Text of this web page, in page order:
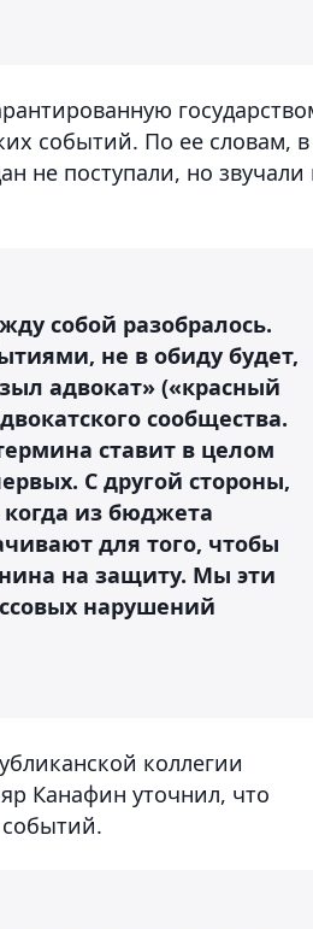
событий. По ее словам, в
не поступали, но звучали
собой разобралось.
не в обиду будет,
адвокат» («красный
сообщества.
ставит в целом
С другой стороны,
когда из бюджета
для того, чтобы
на защиту. Мы эти
нарушений
коллегии
Канафин уточнил, что
событий.